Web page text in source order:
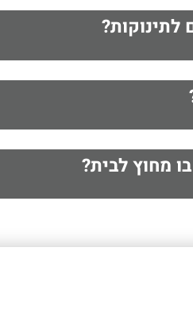
מחוץ לבית?